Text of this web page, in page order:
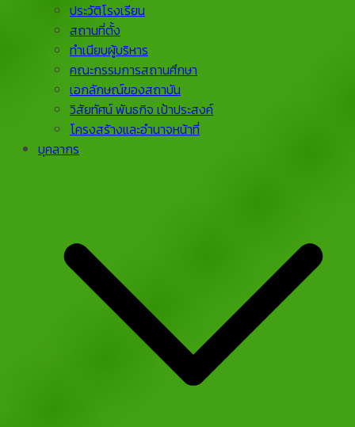
ประวัติโรงเรียน
สถานที่ตั้ง
ทำเนียบผู้บริหาร
คณะกรรมการสถานศึกษา
เอกลักษณ์ของสถาบัน
วิสัยทัศน์ พันธกิจ เป้าประสงค์
โครงสร้างและอำนาจหน้าที่
บุคลากร